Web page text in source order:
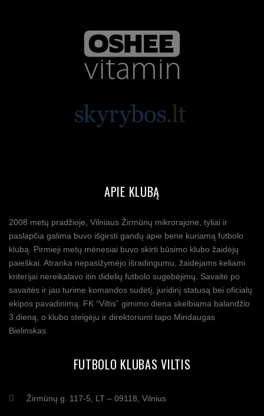
APIE KLUBĄ
2008 metų pradžioje, Vilniaus Žirmūnų mikrorajone, tyliai ir
paslapčia galima buvo išgirsti gandų apie bene kuriamą futbolo
klubą. Pirmieji metų mėnesiai buvo skirti būsimo klubo žaidėjų
paieškai. Atranka nepasižymėjo išradingumu, žaidėjams keliami
kriterijai nereikalavo itin didelių futbolo sugebėjimų. Savaitė po
savaitės ir jau turime komandos sudėtį, juridinį statusą bei oficialų
ekipos pavadinimą. FK “Viltis” gimimo diena skelbiama balandžio
3 dieną, o klubo steigėju ir direktoriumi tapo Mindaugas
Bielinskas.
FUTBOLO KLUBAS VILTIS
Žirmūnų g. 117-5, LT – 09118, Vilnius